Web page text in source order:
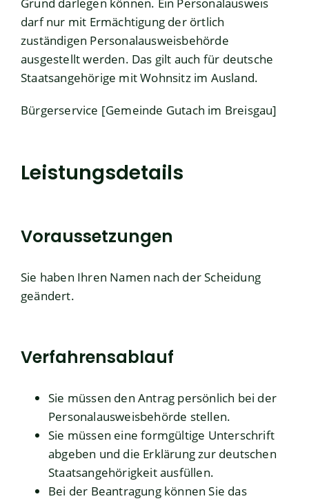
Grund darlegen können. Ein Personalausweis
darf nur mit Ermächtigung der örtlich
zuständigen Personalausweisbehörde
ausgestellt werden. Das gilt auch für deutsche
Staatsangehörige mit Wohnsitz im Ausland.
Bürgerservice [Gemeinde Gutach im Breisgau]
Leistungsdetails
Voraussetzungen
Sie haben Ihren Namen nach der Scheidung
geändert.
Verfahrensablauf
Sie müssen den Antrag persönlich bei der
Personalausweisbehörde stellen.
Sie müssen eine formgültige Unterschrift
abgeben und die Erklärung zur deutschen
Staatsangehörigkeit ausfüllen.
Bei der Beantragung können Sie das